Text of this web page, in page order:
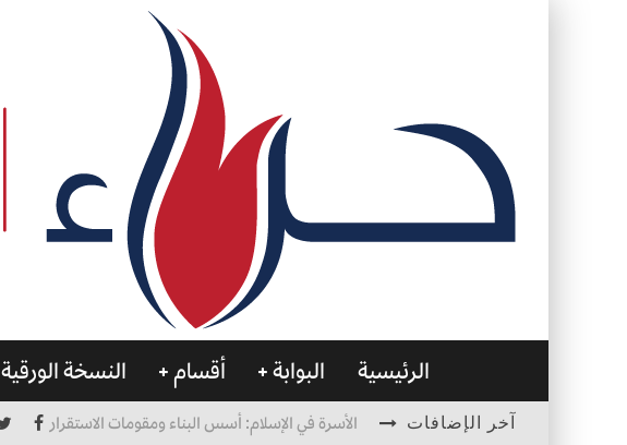
الرئيسية البوابة أقسام النسخة الورقية
آخر الإضافات الأسرة في الإسلام: أسس البناء ومقومات الاستقرار